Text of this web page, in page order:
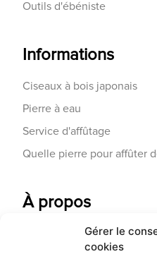
Gérer le
cookies
Outils d'ébéniste
Informations
Ciseaux à bois japonais
Pierre à eau
Service d'affûtage
Quelle pierre pour affûter
À propos
Contactez-nous